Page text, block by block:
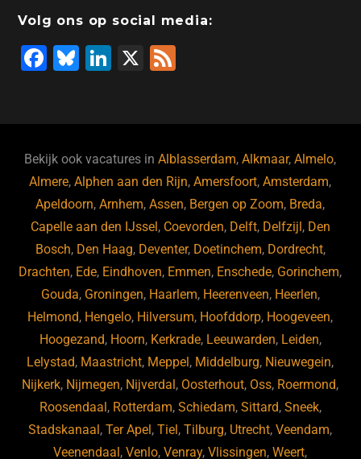
Volg ons op social media:
F
b
o
o
k
Bl
ky
Li
dI
n
X
Bekijk ook vacatures inAlblasserdam,Alkmaar,Almelo,
Almere,Alphen aan den Rijn,Amersfoort,Amsterdam,
Apeldoorn,Arnhem,Assen, Bergen op Zoom, Breda,
Capelle aan den IJssel, Coevorden, Delft, Delfzijl, Den
Bosch, Den Haag, Deventer, Doetinchem, Dordrecht,
Drachten, Ede, Eindhoven, Emmen, Enschede, Gorinchem,
Gouda, Groningen, Haarlem, Heerenveen, Heerlen,
Helmond, Hengelo, Hilversum, Hoofddorp, Hoogeveen,
Hoogezand, Hoorn, Kerkrade, Leeuwarden, Leiden,
Lelystad, Maastricht, Meppel, Middelburg, Nieuwegein,
Nijkerk, Nijmegen, Nijverdal, Oosterhout, Oss, Roermond,
Roosendaal, Rotterdam, Schiedam, Sittard, Sneek,
Stadskanaal,Ter Apel,Tiel,Tilburg, Utrecht,Veendam,
Veenendaal,Venlo,Venray,Vlissingen,Weert,